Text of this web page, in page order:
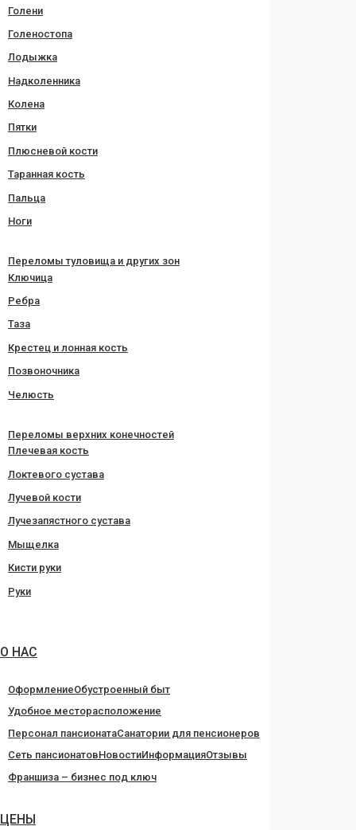
Голени
Голеностопа
Лодыжка
Надколенника
Колена
Пятки
Плюсневой кости
Таранная кость
Пальца
Ноги
Переломы туловища и других зон
Ключица
Ребра
Таза
Крестец и лонная кость
Позвоночника
Челюсть
Переломы верхних конечностей
Плечевая кость
Локтевого сустава
Лучевой кости
Лучезапястного сустава
Мыщелка
Кисти руки
Руки
О НАС
ОформлениеОбустроенный быт
Удобное месторасположение
Персонал пансионатаСанатории для пенсионеров
Сеть пансионатовНовостиИнформацияОтзывы
Франшиза – бизнес под ключ
ЦЕНЫ